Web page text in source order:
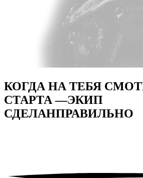
КОГДА НА ТЕБЯ
СТАРТА —ЭКИП
СДЕЛАНПРАВИЛЬНО